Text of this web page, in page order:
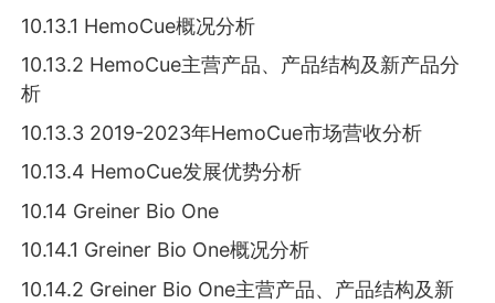
10.13.1 HemoCue概况分析
10.13.2 HemoCue主营产品、产品结构及新产品分
析
10.13.3 2019-2023年HemoCue市场营收分析
10.13.4 HemoCue发展优势分析
10.14 Greiner Bio One
10.14.1 Greiner Bio One概况分析
10.14.2 Greiner Bio One主营产品、产品结构及新